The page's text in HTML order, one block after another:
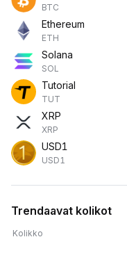
BTC
Ethereum
ETH
Solana
SOL
Tutorial
TUT
XRP
XRP
USD1
USD1
Trendaavat kolikot
Kolikko